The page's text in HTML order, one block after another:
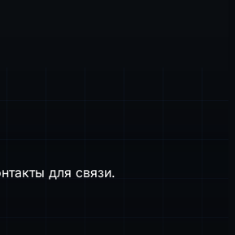
для связи.